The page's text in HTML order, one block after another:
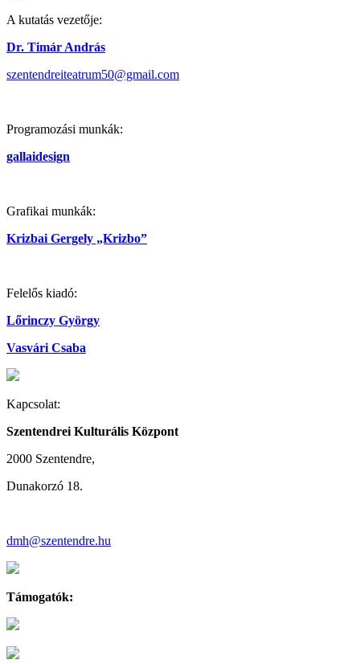
A kutatás vezetője:
Dr. Timár András
szentendreiteatrum50@gmail.com
Programozási munkák:
gallaidesign
Grafikai munkák:
Krizbai Gergely „Krizbo”
Felelős kiadó:
Lőrinczy György
Vasvári Csaba
Kapcsolat:
Szentendrei Kulturális Központ
2000 Szentendre,
Dunakorzó 18.
dmh@szentendre.hu
Támogatók: